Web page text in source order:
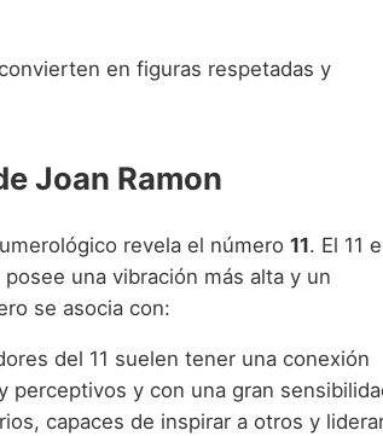
en figuras respetadas y
Joan Ramon
revela el número 11. El 11
una vibración más alta y un
se asocia con:
del 11 suelen tener una conexión
y con una gran
capaces de inspirar a otros y